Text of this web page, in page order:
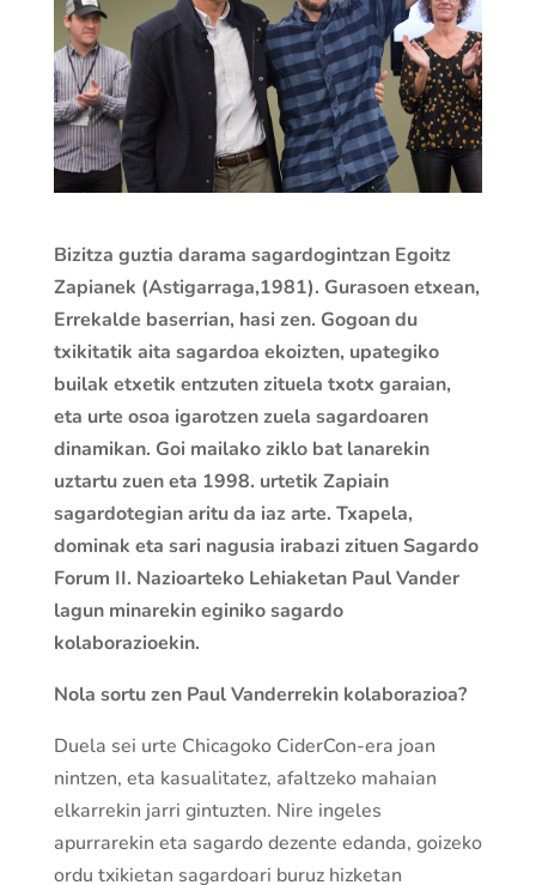
Bizitza guztia darama sagardogintzan Egoitz
Zapianek (Astigarraga,1981). Gurasoen etxean,
Errekalde baserrian, hasi zen. Gogoan du
txikitatik aita sagardoa ekoizten, upategiko
builak etxetik entzuten zituela txotx garaian,
eta urte osoa igarotzen zuela sagardoaren
dinamikan. Goi mailako ziklo bat lanarekin
uztartu zuen eta 1998. urtetik Zapiain
sagardotegian aritu da iaz arte. Txapela,
dominak eta sari nagusia irabazi zituen Sagardo
Forum II. Nazioarteko Lehiaketan Paul Vander
lagun minarekin eginiko sagardo
kolaborazioekin.
Nola sortu zen Paul Vanderrekin kolaborazioa?
Duela sei urte Chicagoko CiderCon-era joan
nintzen, eta kasualitatez, afaltzeko mahaian
elkarrekin jarri gintuzten. Nire ingeles
apurrarekin eta sagardo dezente edanda, goizeko
ordu txikietan sagardoari buruz hizketan